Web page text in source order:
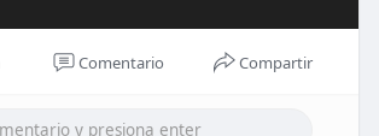
Comentario Compartir